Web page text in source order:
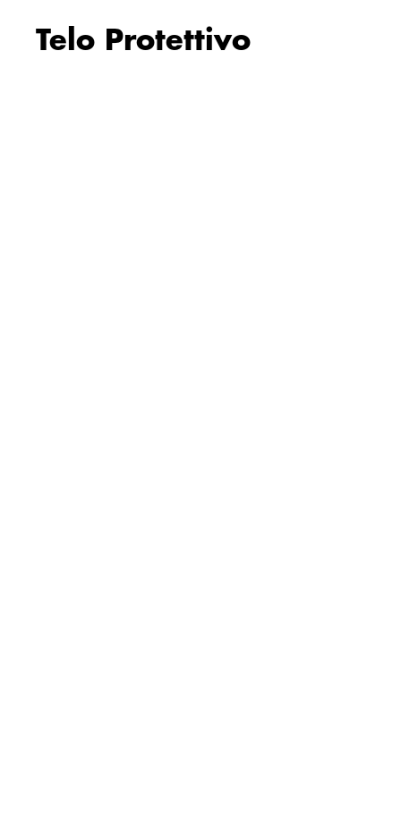
Telo Protettivo